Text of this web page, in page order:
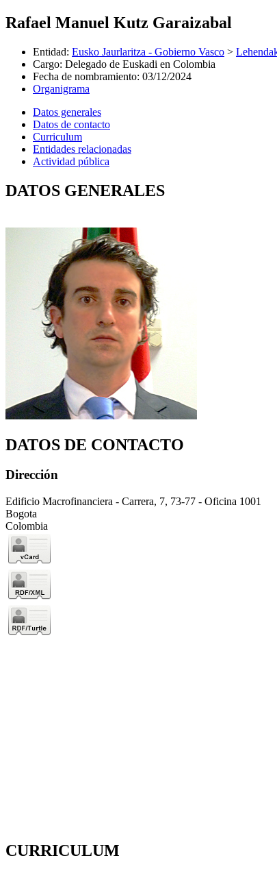
Rafael Manuel Kutz Garaizabal
Entidad: Eusko Jaurlaritza - Gobierno Vasco >
Cargo: Delegado de Euskadi en Colombia
Fecha de nombramiento: 03/12/2024
Organigrama
Datos generales
Datos de contacto
Curriculum
Entidades relacionadas
Actividad pública
DATOS GENERALES
DATOS DE CONTACTO
Dirección
Edificio Macrofinanciera - Carrera, 7, 73-77 - Oficina 1001
Bogota
Colombia
CURRICULUM